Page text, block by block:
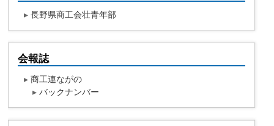
▸長野県商工会壮青年部
会報誌
▸商工連ながの
▸バックナンバー